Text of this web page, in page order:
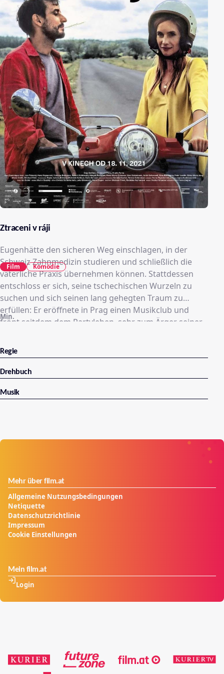
Ztraceni v ráji
Eugenhätte den sicheren Weg einschlagen, in der
Schweiz Zahnmedizin studieren und schließlich die
väterliche Praxis übernehmen können. Stattdessen
entschloss er sich, seine tschechischen Wurzeln zu
suchen und sich seinen lang gehegten Traum zu
erfüllen: Er eröffnete in Prag einen Musikclub und
frönt seitdem dem Partyleben, sehr zum Ärger seiner
im Club ein Feuer ausbricht, steht seine Existenz
plötzlich auf dem Spiel. Eugen ist gezwungen in die
Schweiz zurückzukehren, um das Geld für die
Renovation aufzutreiben. Auf dem langen Heimweg
hat er Zeit, um sich die Fehler, die er gemacht hat,
Min.
Film Komödie
Regie
Drehbuch
Musik
Mehr über film.at
Allgemeine Nutzungsbedingungen
Netiquette
Datenschutzrichtlinie
Impressum
Cookie Einstellungen
Mein film.at
Login